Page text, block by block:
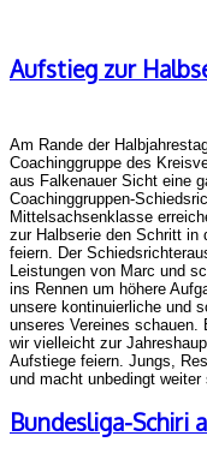
Aufstieg zur
Am Rande der
Coachinggruppe des
aus Falkenauer Sicht eine
Coachinggruppen-
Mittelsachsenklasse
zur Halbserie den Schritt in
feiern. Der
Leistungen von Marc und
ins Rennen um höhere
unsere kontinuierliche und
unseres Vereines schauen.
wir vielleicht zur
Aufstiege feiern. Jungs,
und macht unbedingt weiter
Bundesliga-Schiri